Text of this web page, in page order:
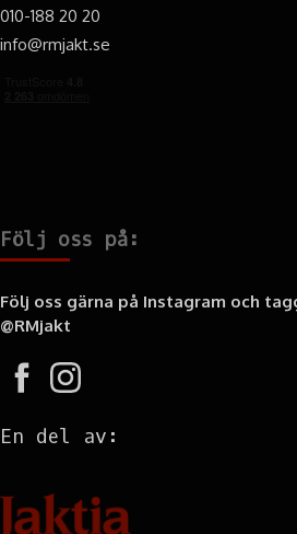
010-188 20 20
info@rmjakt.se
Följ oss på:
Följ oss gärna på Instagram och
@RMjakt
En del av: